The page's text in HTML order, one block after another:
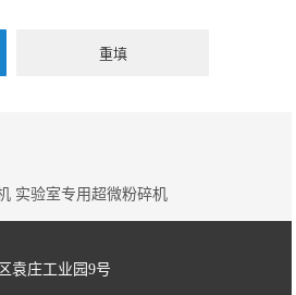
实验室专用超微粉碎机
袁庄工业园9号